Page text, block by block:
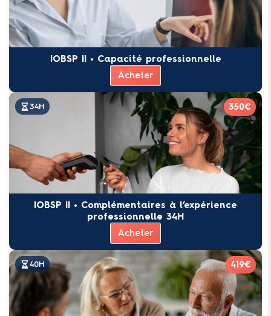
IOBSP II • Capacité professionnelle
Acheter
34H 350€
IOBSP II • Complémentaires à l’expérience
professionnelle 34H
Acheter
40H 419€